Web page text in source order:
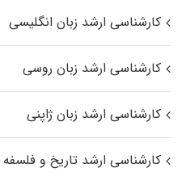
کارشناسی ارشد زبان انگلیسی
کارشناسی ارشد زبان روسی
کارشناسی ارشد زبان ژاپنی
کارشناسی ارشد تاریخ و